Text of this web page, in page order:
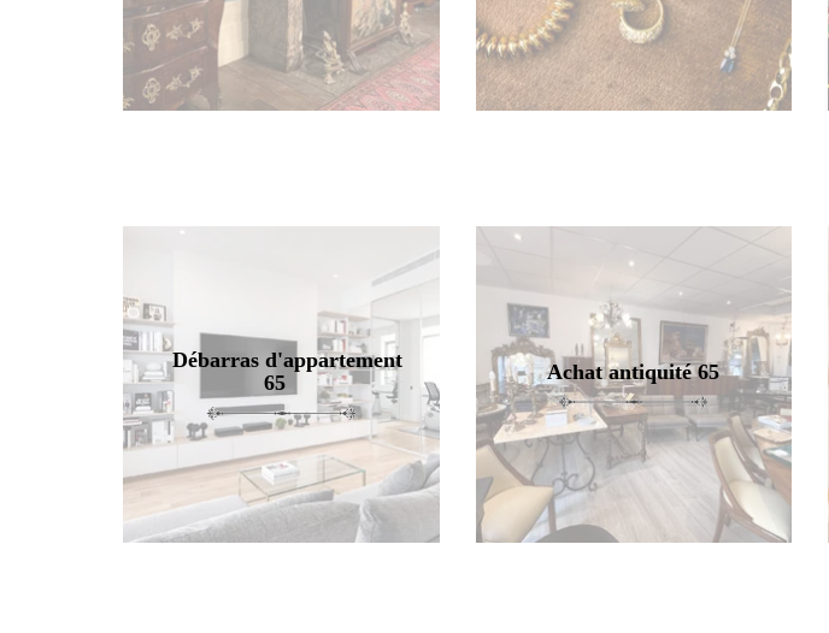
Débarras d'appartement
65
Achat antiquité 65